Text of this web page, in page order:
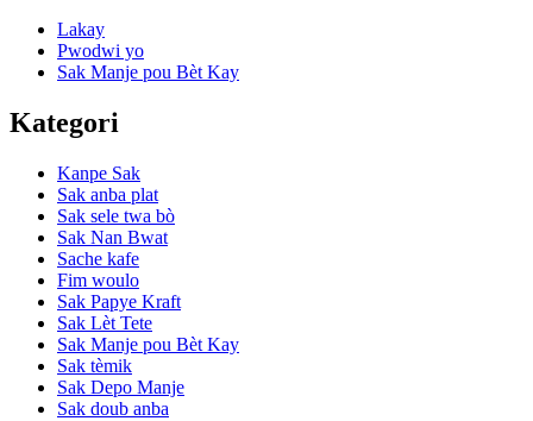
Lakay
Pwodwi yo
Sak Manje pou Bèt Kay
Kategori
Kanpe Sak
Sak anba plat
Sak sele twa bò
Sak Nan Bwat
Sache kafe
Fim woulo
Sak Papye Kraft
Sak Lèt Tete
Sak Manje pou Bèt Kay
Sak tèmik
Sak Depo Manje
Sak doub anba